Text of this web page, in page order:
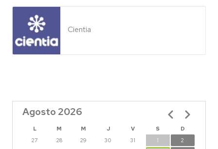
Cientia
Agosto 2026
L M M J V S
D
27
28 29 30 31 1
2
Paginación